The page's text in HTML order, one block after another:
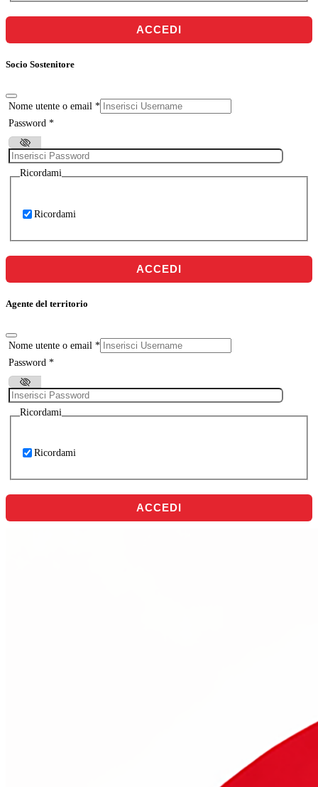
ACCEDI
Socio Sostenitore
Nome utente o email *
Password *
Ricordami
Ricordami
ACCEDI
Agente del territorio
Nome utente o email *
Password *
Ricordami
Ricordami
ACCEDI